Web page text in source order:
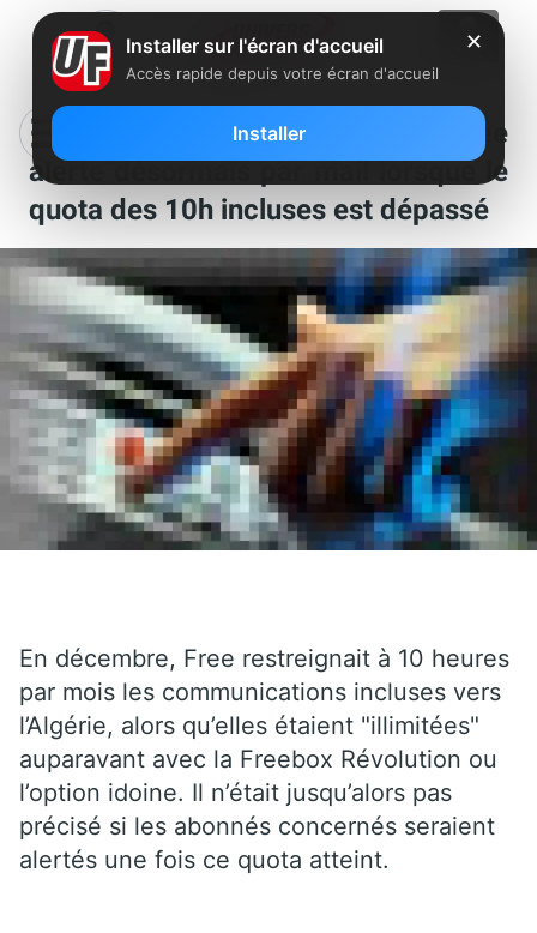
Communications vers l’Algérie : Free
alerte désormais par mail lorsque le
quota des 10h incluses est dépassé
En décembre, Free restreignait à 10 heures
par mois les communications incluses vers
l’Algérie, alors qu’elles étaient "illimitées"
auparavant avec la Freebox Révolution ou
l’option idoine. Il n’était jusqu’alors pas
précisé si les abonnés concernés seraient
alertés une fois ce quota atteint.
✕
Installer sur l'écran d'accueil
Accès rapide depuis votre écran d'accueil
Installer